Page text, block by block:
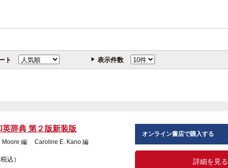
ト 表示件数
辞典 第２版新装版
Moore 編 Caroline E. Kano 編
込）
オンライン書店で購入する
詳細を見る